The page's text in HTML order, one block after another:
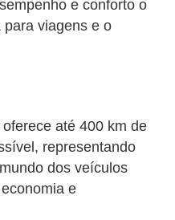
e conforto o
viagens e o
até 400 km de
representando
dos veículos
e